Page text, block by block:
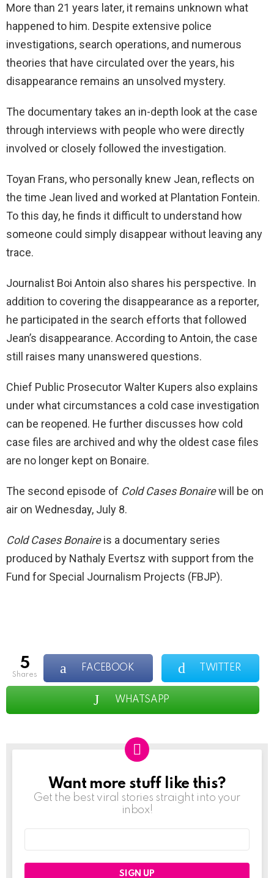
More than 21 years later, it remains unknown what
happened to him. Despite extensive police
investigations, search operations, and numerous
theories that have circulated over the years, his
disappearance remains an unsolved mystery.
The documentary takes an in-depth look at the case
through interviews with people who were directly
involved or closely followed the investigation.
Toyan Frans, who personally knew Jean, reflects on
the time Jean lived and worked at Plantation Fontein.
To this day, he finds it difficult to understand how
someone could simply disappear without leaving any
trace.
Journalist Boi Antoin also shares his perspective. In
addition to covering the disappearance as a reporter,
he participated in the search efforts that followed
Jean’s disappearance. According to Antoin, the case
still raises many unanswered questions.
Chief Public Prosecutor Walter Kupers also explains
under what circumstances a cold case investigation
can be reopened. He further discusses how cold
case files are archived and why the oldest case files
are no longer kept on Bonaire.
The second episode of Cold Cases Bonairewill be on
air on Wednesday, July 8.
Cold Cases Bonaireis a documentary series
produced by Nathaly Evertsz with support from the
Fund for Special Journalism Projects (FBJP).
5
shares
FACEBOOK TWITTER
WHATSAPP
NEWSLETTER
Want more stuff like this?
Get the best viral stories straight into your
inbox!